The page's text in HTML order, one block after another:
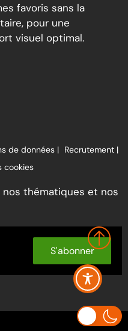
favoris sans la
pour une
visuel optimal.
de données | Recrutement |
cookies
thématiques et nos
S'abonner